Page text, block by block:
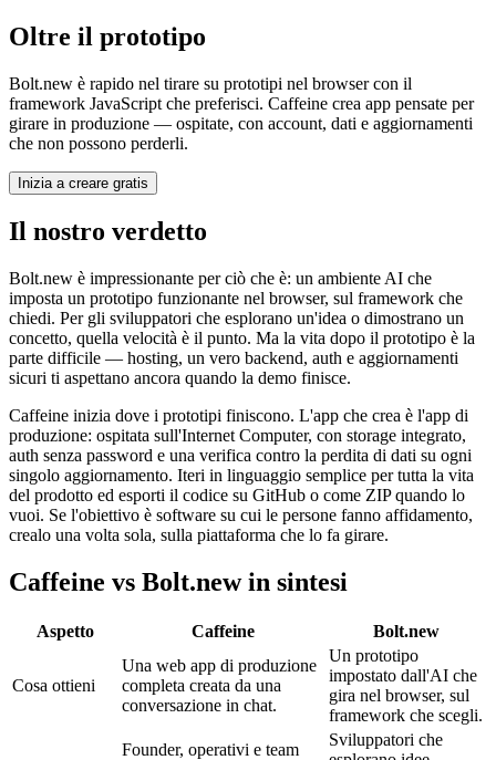
Oltre il prototipo
Bolt.new è rapido nel tirare su prototipi nel browser con il
framework JavaScript che preferisci. Caffeine crea app pensate per
girare in produzione — ospitate, con account, dati e aggiornamenti
che non possono perderli.
Inizia a creare gratis
Il nostro verdetto
Bolt.new è impressionante per ciò che è: un ambiente AI che
imposta un prototipo funzionante nel browser, sul framework che
chiedi. Per gli sviluppatori che esplorano un'idea o dimostrano un
concetto, quella velocità è il punto. Ma la vita dopo il prototipo è la
parte difficile — hosting, un vero backend, auth e aggiornamenti
sicuri ti aspettano ancora quando la demo finisce.
Caffeine inizia dove i prototipi finiscono. L'app che crea è l'app di
produzione: ospitata sull'Internet Computer, con storage integrato,
auth senza password e una verifica contro la perdita di dati su ogni
singolo aggiornamento. Iteri in linguaggio semplice per tutta la vita
del prodotto ed esporti il codice su GitHub o come ZIP quando lo
vuoi. Se l'obiettivo è software su cui le persone fanno affidamento,
crealo una volta sola, sulla piattaforma che lo fa girare.
Caffeine vs Bolt.new in sintesi
Aspetto Caffeine Bolt.new
Cosa ottieni
Una web app di produzione
completa creata da una
conversazione in chat.
Un prototipo
impostato dall'AI che
gira nel browser, sul
framework che scegli.
Founder, operativi e team
Sviluppatori che